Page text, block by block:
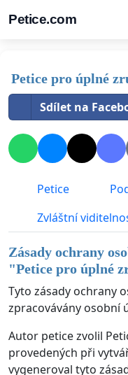
Petice.com
Petice pro úplné
Sdílet na
Petice
Zvláštní
Zásady ochrany
"Petice pro úplné
Tyto zásady ochrany
zpracovávány osobní
Autor petice zvolil
provedených při
vygeneroval tyto